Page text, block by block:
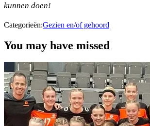
kunnen doen!
Categorieën:Gezien en/of gehoord
You may have missed